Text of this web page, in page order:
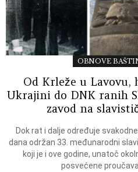
OBNOVE
Od Krleže u
Ukrajini do DNK ranih
zavod na
Dok rat i dalje određuje
dana održan 33. međunarodni
koji je i ove godine, unatoč
posvećene